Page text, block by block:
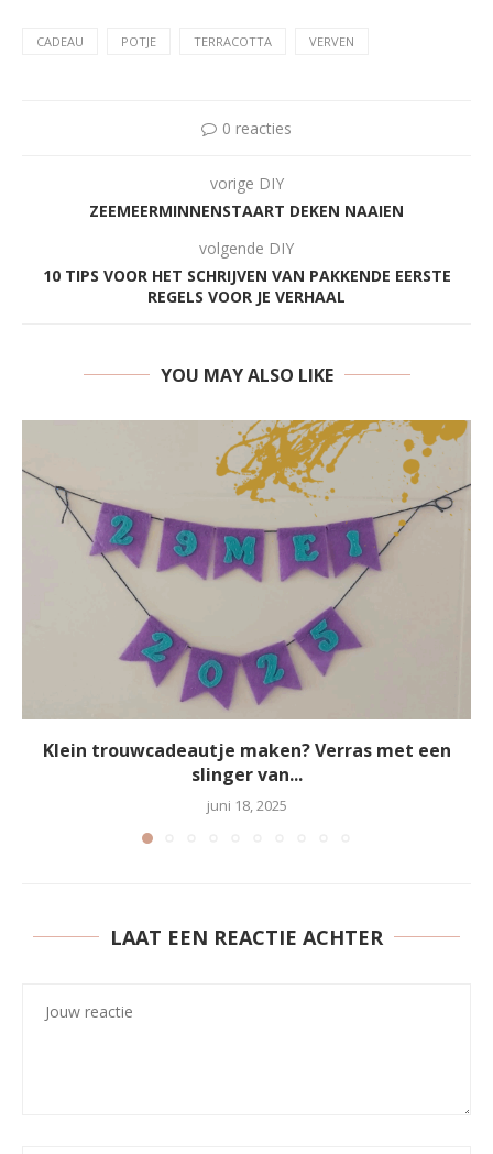
CADEAU POTJE TERRACOTTA VERVEN
0 reacties
vorige DIY
ZEEMEERMINNENSTAART DEKEN NAAIEN
volgende DIY
10 TIPS VOOR HET SCHRIJVEN VAN PAKKENDE EERSTE
REGELS VOOR JE VERHAAL
YOU MAY ALSO LIKE
Klein trouwcadeautje maken? Verras met een
slinger van...
juni 18, 2025
LAAT EEN REACTIE ACHTER